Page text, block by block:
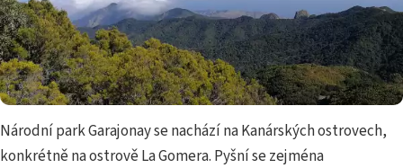
Národní park Garajonay se nachází na Kanárských ostrovech,
konkrétně na ostrově La Gomera. Pyšní se zejména